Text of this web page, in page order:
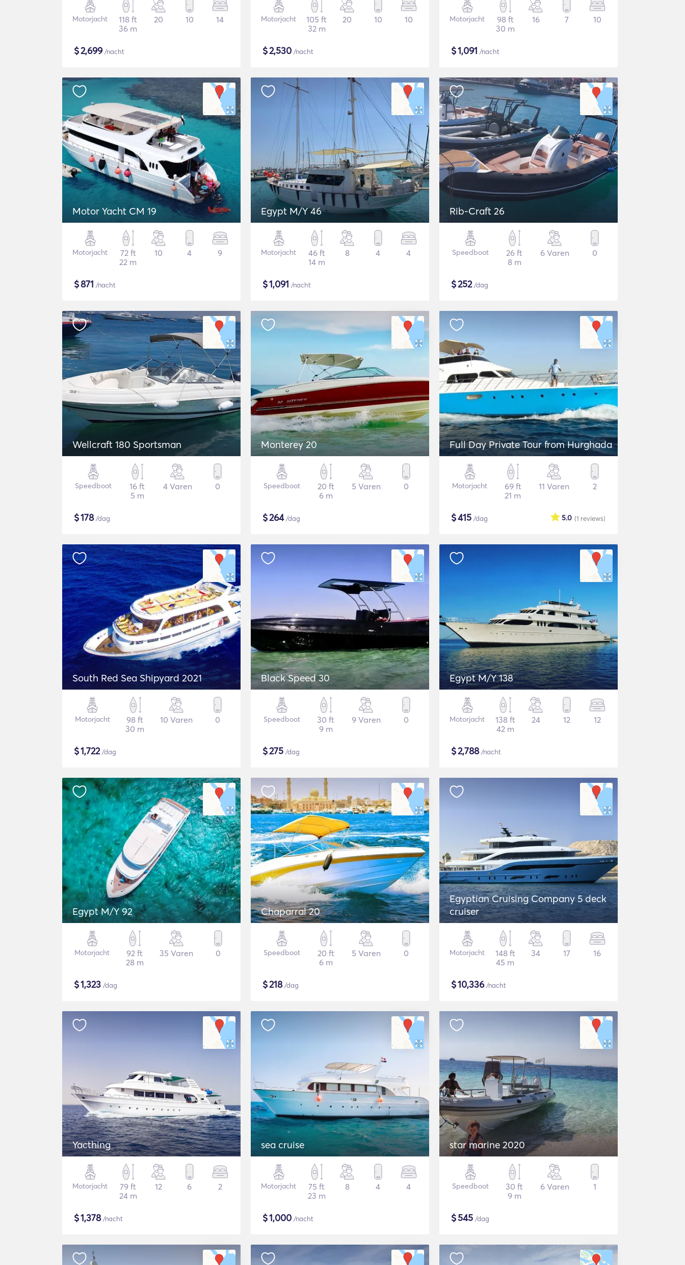
Motorjacht
118 ft
36 m
20 10 14
$2,699/nacht
Motorjacht
105 ft
32 m
20 10 10
$2,530 /nacht
Motorjacht
98 ft
30 m
16 7 10
$1,091 /nacht
Motor Yacht CM 19
Motorjacht
72 ft
22 m
10 4 9
$871 /nacht
Egypt M/Y 46
Motorjacht
46 ft
14 m
8 4 4
$1,091 /nacht
Rib-Craft 26
Speedboot
26 ft
8 m
6 Varen 0
$252/dag
Wellcraft 180 Sportsman
Speedboot
16 ft
5 m
4 Varen 0
$178/dag
Monterey 20
Speedboot
20 ft
6 m
5 Varen 0
$264/dag
Full Day Private Tour from Hurghada
Motorjacht
69 ft
21 m
11 Varen 2
$415 /dag (1 reviews)
5.0
South Red Sea Shipyard 2021
Motorjacht
98 ft
30 m
10 Varen 0
$1,722/dag
Black Speed 30
Speedboot
30 ft
9 m
9 Varen 0
$275 /dag
Egypt M/Y 138
Motorjacht
138 ft
42 m
24 12 12
$2,788/nacht
Egypt M/Y 92
Motorjacht
92 ft
28 m
35 Varen 0
$1,323 /dag
Chaparral 20
Speedboot
20 ft
6 m
5 Varen 0
$218/dag
Egyptian Cruising Company 5 deck
cruiser
Motorjacht
148 ft
45 m
34 17 16
$10,336/nacht
Yacthing
Motorjacht
79 ft
24 m
12 6 2
$1,378/nacht
sea cruise
Motorjacht
75 ft
23 m
8 4 4
$1,000 /nacht
star marine 2020
Speedboot
30 ft
9 m
6 Varen 1
$545 /dag